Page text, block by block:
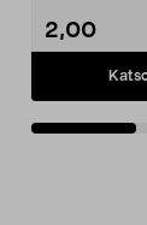
2,00